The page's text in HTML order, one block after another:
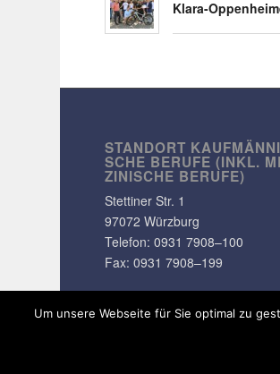
Klara-
STANDORT
SCHE BERUFE (INKL.
ZI­NI­SCHE BERUFE)
Stet­tiner Str. 1
97072 Würzburg
Telefon:0931 7908–100
Fax: 0931 7908–199
Um unsere Webseite für Sie optimal zu